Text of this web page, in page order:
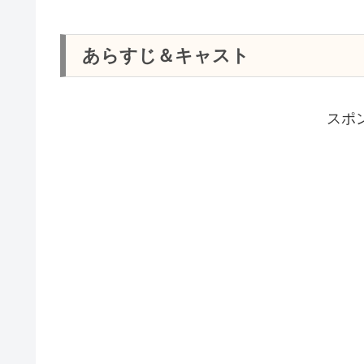
あらすじ＆キャスト
スポ